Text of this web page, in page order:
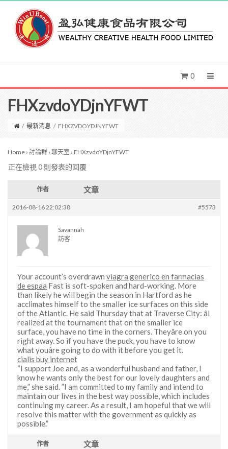
0
FHXzvdoYDjnYFWT
/ 最新消息 / FHXZVDOYDJNYFWT
Home › 討論群 › 聊天室 › FHXzvdoYDjnYFWT
正在檢視 0 則發表的回覆
作者 文章
2016-08-16 22:02:38 #5573
Savannah
訪客
Your account’s overdrawn viagra generico en farmacias
de espaa Fast is soft-spoken and hard-working. More
than likely he will begin the season in Hartford as he
acclimates himself to the smaller ice surfaces on this side
of the Atlantic. He said Thursday that at Traverse City: âI
realized at the tournament that on the smaller ice
surface, you have no time in the corners. Theyâre on you
right away. So if you have the puck, you have to know
what youâre going to do with it before you get it.
cialis buy internet
“I support Joe and, as a wonderful husband and father, I
know he wants only the best for our lovely daughters and
me,” she said. ”I am committed to my family and intend to
maintain our lives in the best way possible, which includes
continuing my career. As a result, I am hopeful that we will
resolve this matter with the government as quickly as
possible.”
作者 文章